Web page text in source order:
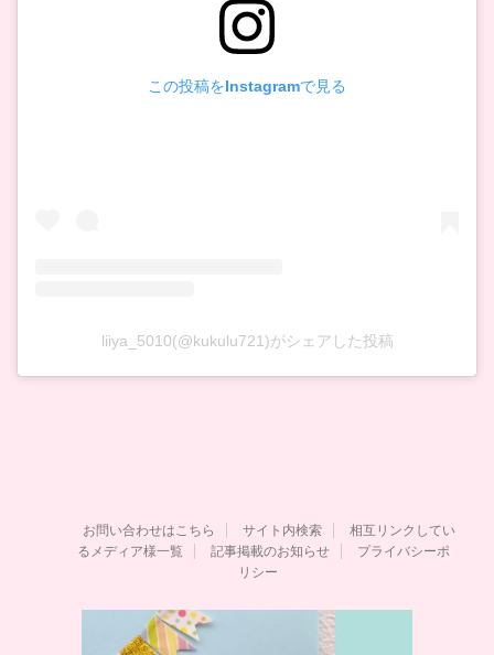
この投稿をInstagramで見る
liiya_5010(@kukulu721)がシェアした投稿
お問い合わせはこちら サイト内検索
相互リンクしてい
るメディア様一覧
記事掲載のお知らせ
プライバシーポ
リシー